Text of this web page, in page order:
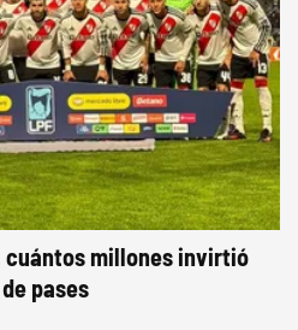
cuántos millones invirtió
pases